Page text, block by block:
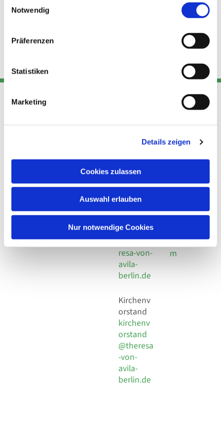
Notwendig
Präferenzen
Statistiken
Marketing
Details zeigen
Cookies zulassen
Auswahl erlauben
Nur notwendige Cookies
Adresse
Kirchengemeinde Pfarrei
Hl. Theresa von Avila Berlin
Leitender Pfarrer - Norbert
Behaimstr. 39
Kont
Telefon
+49 30
924 64 28
Fax +49
30 924 54
18
E-Mail
info@the
resa-von-
avila-
berlin.de
Kirchenv
orstand
kirchenv
orstand
@theresa
-von-
avila-
berlin.de
Links
Datensch
utz
Social
Impressu
m